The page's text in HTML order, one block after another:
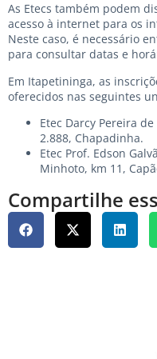
As Etecs também podem
acesso à internet para os
Neste caso, é necessário
para consultar datas e
Em Itapetininga, as
oferecidos nas seguintes
Etec Darcy Pereira
2.888, Chapadinha.
Etec Prof. Edson
Minhoto, km 11,
Compartilhe